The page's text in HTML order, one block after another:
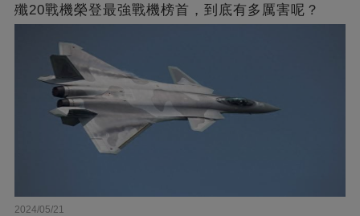
殲20戰機榮登最強戰機榜首，到底有多厲害呢？
2024/05/21